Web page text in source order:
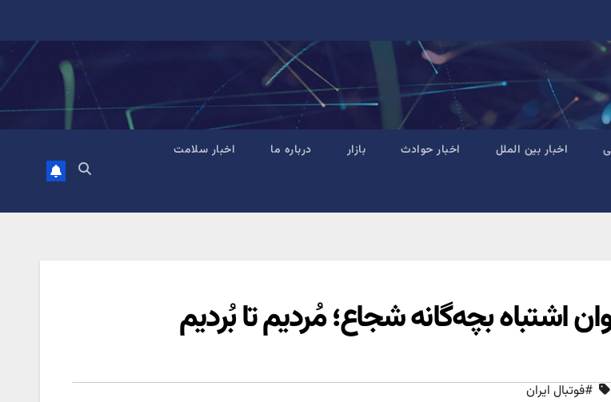
اخبار بین الملل اخبار حوادث بازار درباره ما اخبار سلامت
اشتباه بچه‌گانه شجاع؛ مُردیم تا بُردیم
#فوتبال ایران